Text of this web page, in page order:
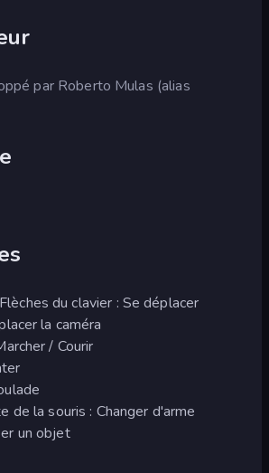
par Roberto Mulas (alias
du clavier : Se déplacer
la caméra
/ Courir
de la souris : Changer d'arme
un objet